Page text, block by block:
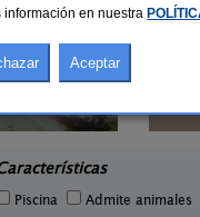
Piscina Admite animales
información en nuestra